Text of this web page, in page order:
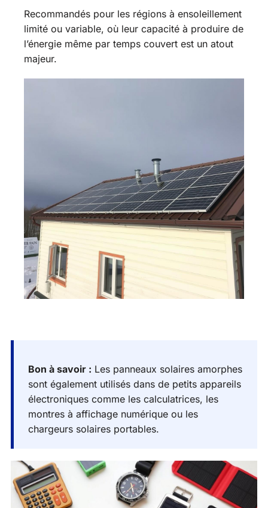
Recommandés pour les régions à ensoleillement
limité ou variable, où leur capacité à produire de
l’énergie même par temps couvert est un atout
majeur.
Bon à savoir : Les panneaux solaires amorphes
sont également utilisés dans de petits appareils
électroniques comme les calculatrices, les
montres à affichage numérique ou les
chargeurs solaires portables.